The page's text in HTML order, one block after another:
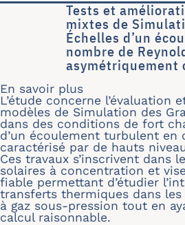
Tests et
mixtes de
Échelles d’un
nombre de
asymétriquement
En savoir plus
L’étude concerne l’évaluation
modèles de Simulation des
dans des conditions de fort
d’un écoulement turbulent en
caractérisé par de hauts
Ces travaux s’inscrivent dans
solaires à concentration et
fiable permettant d’étudier
transferts thermiques dans
à gaz sous-pression tout en
calcul raisonnable.